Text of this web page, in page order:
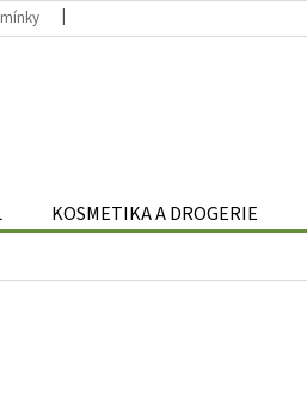
KOSMETIKA A DROGERIE